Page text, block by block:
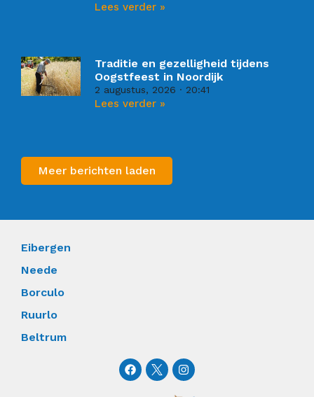
Lees verder »
Traditie en gezelligheid tijdens
Oogstfeest in Noordijk
2 augustus, 2026 20:41
Lees verder »
Meer berichten laden
Eibergen
Neede
Borculo
Ruurlo
Beltrum
F
a
c
I
n
s